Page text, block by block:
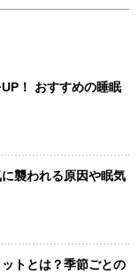
！ おすすめの睡眠
襲われる原因や眠気
トとは？季節ごとの